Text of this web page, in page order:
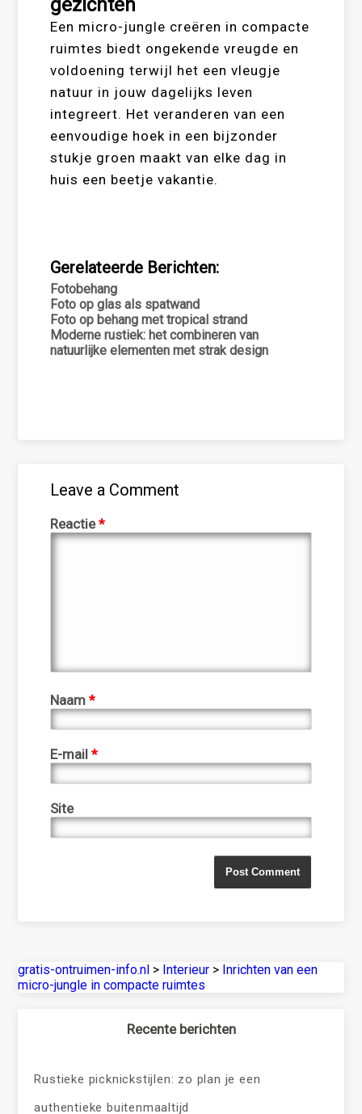
gezichten
Een micro-jungle creëren in compacte
ruimtes biedt ongekende vreugde en
voldoening terwijl het een vleugje
natuur in jouw dagelijks leven
integreert. Het veranderen van een
eenvoudige hoek in een bijzonder
stukje groen maakt van elke dag in
huis een beetje vakantie.
Gerelateerde Berichten:
Fotobehang
Foto op glas als spatwand
Foto op behang met tropical strand
Moderne rustiek: het combineren van
natuurlijke elementen met strak design
Leave a Comment
Reactie*
Naam*
E-mail*
Site
gratis-ontruimen-info.nl > Interieur > Inrichten van een
micro-jungle in compacte ruimtes
Recente berichten
Rustieke picknickstijlen: zo plan je een
authentieke buitenmaaltijd